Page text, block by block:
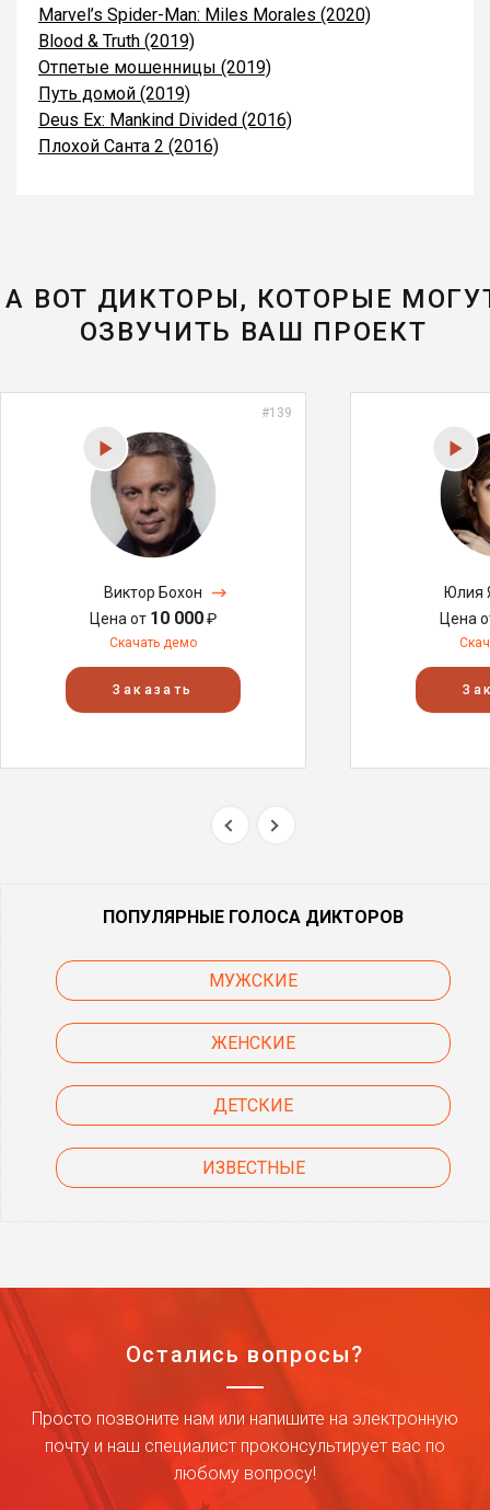
Marvel’s Spider-Man: Miles Morales (2020)
Blood & Truth (2019)
Отпетые мошенницы (2019)
Путь домой (2019)
Deus Ex: Mankind Divided (2016)
Плохой Санта 2 (2016)
А ВОТ ДИКТОРЫ, КОТОРЫЕ
ОЗВУЧИТЬ ВАШ ПРОЕКТ
#139
Виктор Бохон
Цена от 10 000₽
Скачать демо
Заказать
Юлия
Цена
ПОПУЛЯРНЫЕ ГОЛОСА ДИКТОРОВ
МУЖСКИЕ
ЖЕНСКИЕ
ДЕТСКИЕ
ИЗВЕСТНЫЕ
Остались вопросы?
Просто позвоните нам или напишите на электронную
почту и наш специалист проконсультирует вас по
любому вопросу!